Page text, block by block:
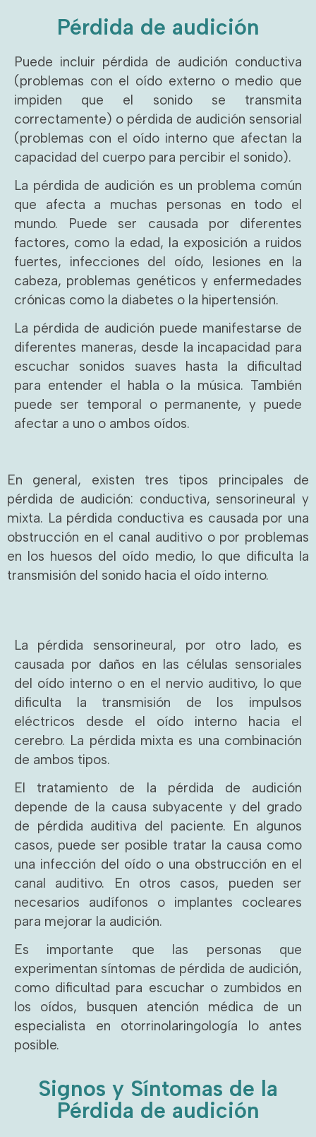
Pérdida de audición
Puede incluir pérdida de audición conductiva
(problemas con el oído externo o medio que
impiden que el sonido se transmita
correctamente) o pérdida de audición sensorial
(problemas con el oído interno que afectan la
capacidad del cuerpo para percibir el sonido).
La pérdida de audición es un problema común
que afecta a muchas personas en todo el
mundo. Puede ser causada por diferentes
factores, como la edad, la exposición a ruidos
fuertes, infecciones del oído, lesiones en la
cabeza, problemas genéticos y enfermedades
crónicas como la diabetes o la hipertensión.
La pérdida de audición puede manifestarse de
diferentes maneras, desde la incapacidad para
escuchar sonidos suaves hasta la dificultad
para entender el habla o la música. También
puede ser temporal o permanente, y puede
afectar a uno o ambos oídos.
En general, existen tres tipos principales de
pérdida de audición: conductiva, sensorineural y
mixta. La pérdida conductiva es causada por una
obstrucción en el canal auditivo o por problemas
en los huesos del oído medio, lo que dificulta la
transmisión del sonido hacia el oído interno.
La pérdida sensorineural, por otro lado, es
causada por daños en las células sensoriales
del oído interno o en el nervio auditivo, lo que
dificulta la transmisión de los impulsos
eléctricos desde el oído interno hacia el
cerebro. La pérdida mixta es una combinación
de ambos tipos.
El tratamiento de la pérdida de audición
depende de la causa subyacente y del grado
de pérdida auditiva del paciente. En algunos
casos, puede ser posible tratar la causa como
una infección del oído o una obstrucción en el
canal auditivo. En otros casos, pueden ser
necesarios audífonos o implantes cocleares
para mejorar la audición.
Es importante que las personas que
experimentan síntomas de pérdida de audición,
como dificultad para escuchar o zumbidos en
los oídos, busquen atención médica de un
especialista en otorrinolaringología lo antes
posible.
Signos y Síntomas de la
Pérdida de audición